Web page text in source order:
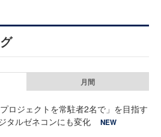
月間
ロジェクトを常駐者2名で」を目指す
タルゼネコンにも変化
NEW